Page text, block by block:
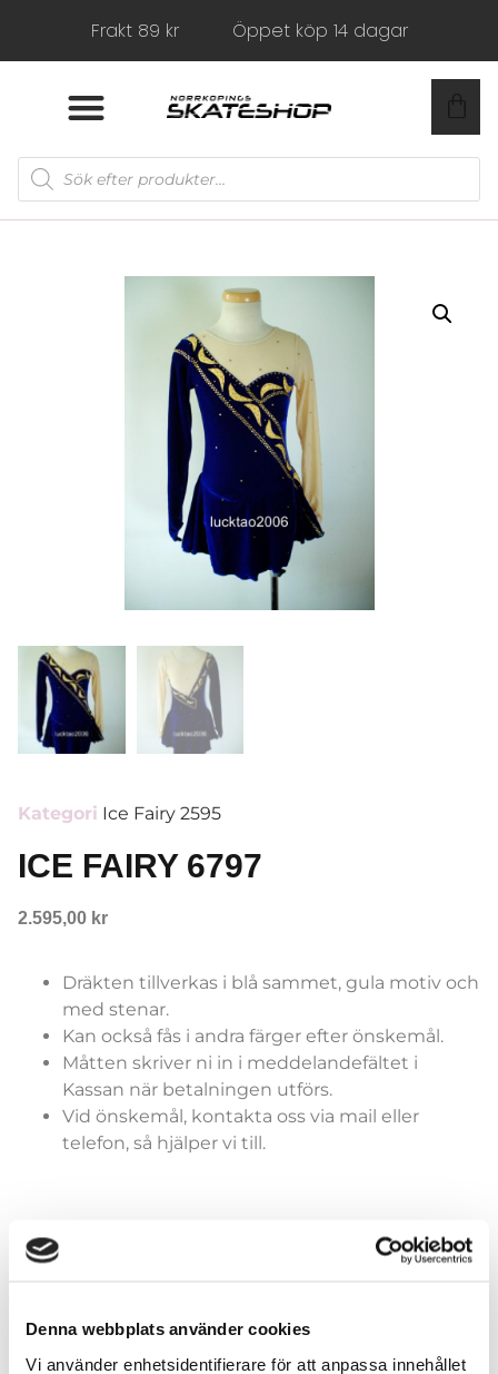
Denna webbplats använder cookies
Vi använder enhetsidentifierare för att anpassa innehållet
Frakt 89 kr Öppet köp 14 dagar
Kategori Ice Fairy 2595
ICE FAIRY 6797
2.595,00 kr
Dräkten tillverkas i blå sammet, gula motiv och
med stenar.
Kan också fås i andra färger efter önskemål.
Måtten skriver ni in i meddelandefältet i
Kassan när betalningen utförs.
Vid önskemål, kontakta oss via mail eller
telefon, så hjälper vi till.